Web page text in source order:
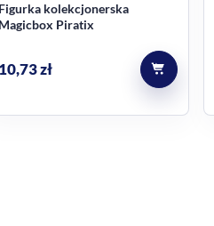
Figurka kolekcjonerska
Magicbox Piratix
10,73zł